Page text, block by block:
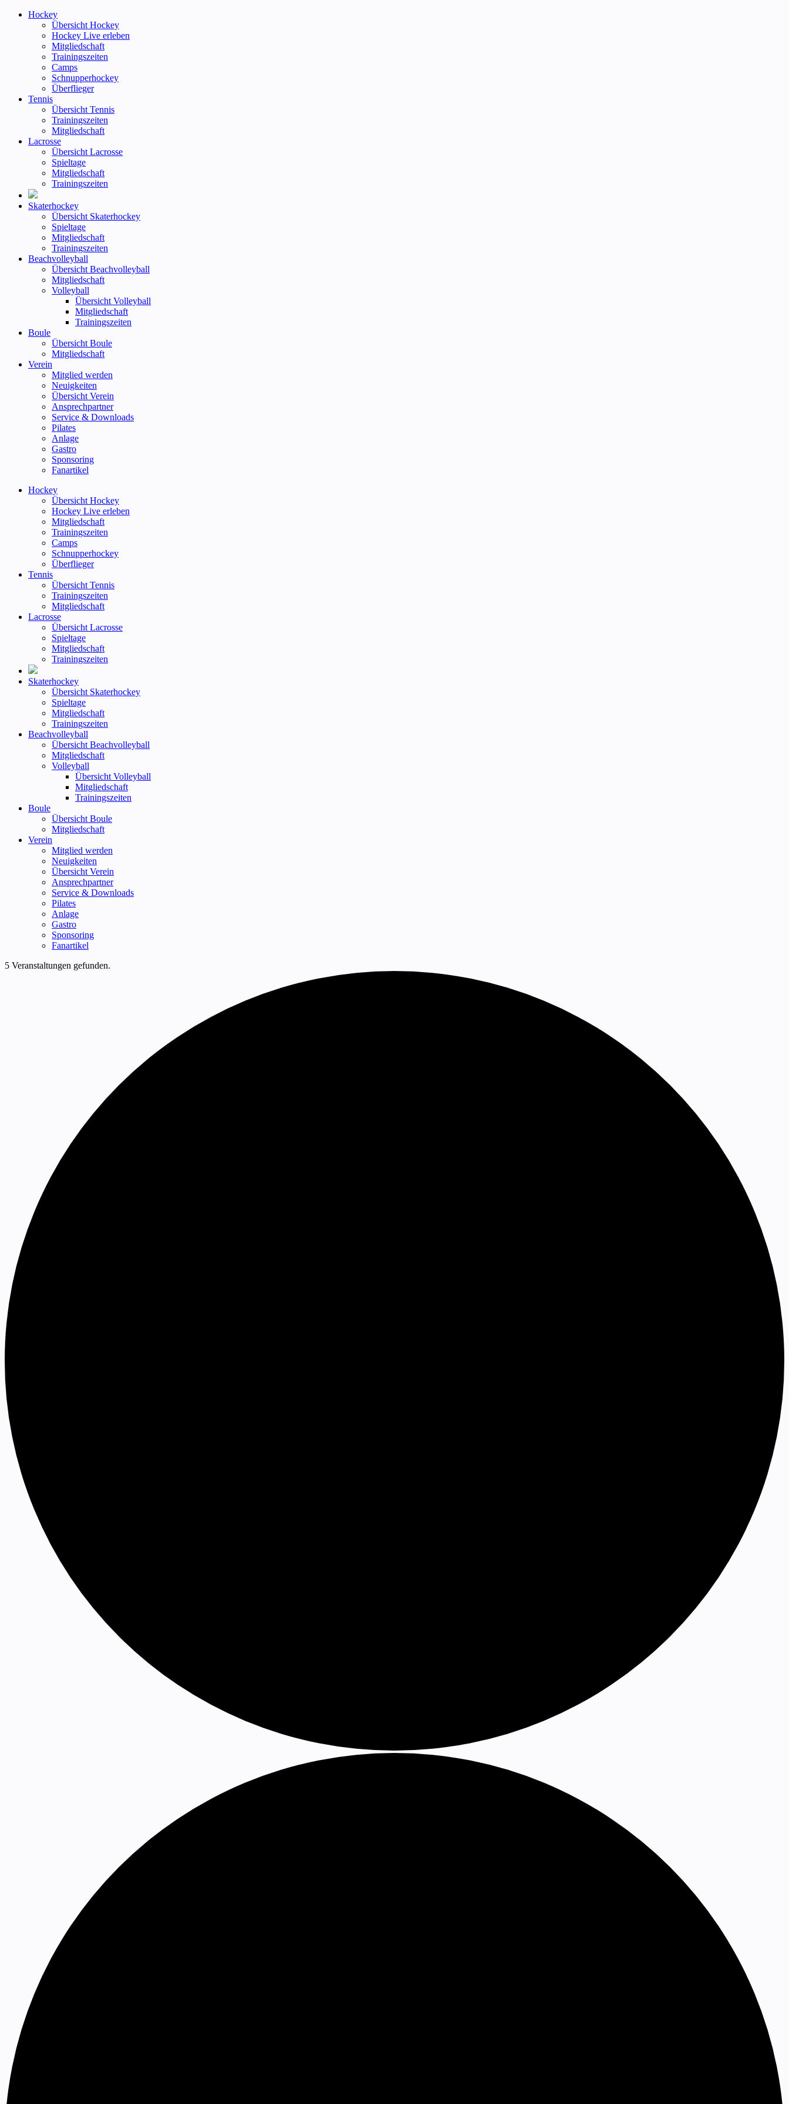
Hockey
Übersicht Hockey
Hockey Live erleben
Mitgliedschaft
Trainingszeiten
Camps
Schnupperhockey
Überflieger
Tennis
Übersicht Tennis
Trainingszeiten
Mitgliedschaft
Lacrosse
Übersicht Lacrosse
Spieltage
Mitgliedschaft
Trainingszeiten
Skaterhockey
Übersicht Skaterhockey
Spieltage
Mitgliedschaft
Trainingszeiten
Beachvolleyball
Übersicht Beachvolleyball
Mitgliedschaft
Volleyball
Übersicht Volleyball
Mitgliedschaft
Trainingszeiten
Boule
Übersicht Boule
Mitgliedschaft
Verein
Mitglied werden
Neuigkeiten
Übersicht Verein
Ansprechpartner
Service & Downloads
Pilates
Anlage
Gastro
Sponsoring
Fanartikel
Hockey
Übersicht Hockey
Hockey Live erleben
Mitgliedschaft
Trainingszeiten
Camps
Schnupperhockey
Überflieger
Tennis
Übersicht Tennis
Trainingszeiten
Mitgliedschaft
Lacrosse
Übersicht Lacrosse
Spieltage
Mitgliedschaft
Trainingszeiten
Skaterhockey
Übersicht Skaterhockey
Spieltage
Mitgliedschaft
Trainingszeiten
Beachvolleyball
Übersicht Beachvolleyball
Mitgliedschaft
Volleyball
Übersicht Volleyball
Mitgliedschaft
Trainingszeiten
Boule
Übersicht Boule
Mitgliedschaft
Verein
Mitglied werden
Neuigkeiten
Übersicht Verein
Ansprechpartner
Service & Downloads
Pilates
Anlage
Gastro
Sponsoring
Fanartikel
5 Veranstaltungen gefunden.